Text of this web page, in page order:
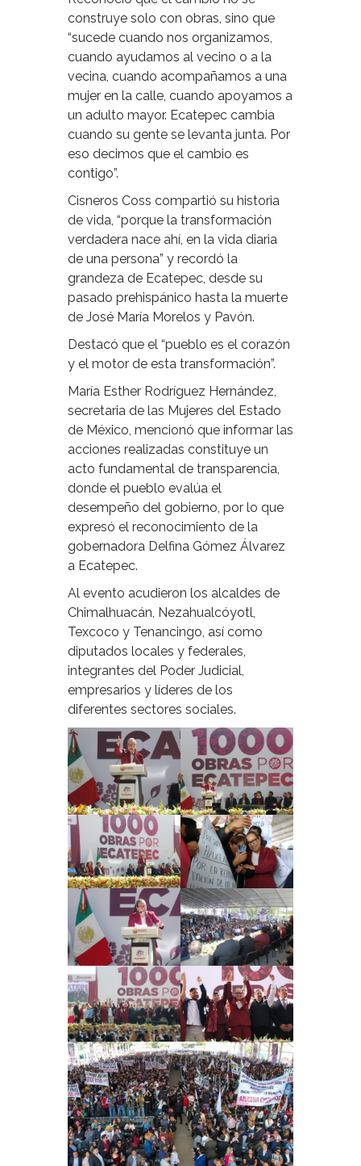
construye solo con obras, sino que
“sucede cuando nos organizamos,
cuando ayudamos al vecino o a la
vecina, cuando acompañamos a una
mujer en la calle, cuando apoyamos a
un adulto mayor. Ecatepec cambia
cuando su gente se levanta junta. Por
eso decimos que el cambio es
contigo”.
Cisneros Coss compartió su historia
de vida, “porque la transformación
verdadera nace ahí, en la vida diaria
de una persona” y recordó la
grandeza de Ecatepec, desde su
pasado prehispánico hasta la muerte
de José María Morelos y Pavón.
Destacó que el “pueblo es el corazón
y el motor de esta transformación”.
María Esther Rodríguez Hernández,
secretaria de las Mujeres del Estado
de México, mencionó que informar las
acciones realizadas constituye un
acto fundamental de transparencia,
donde el pueblo evalúa el
desempeño del gobierno, por lo que
expresó el reconocimiento de la
gobernadora Delfina Gómez Álvarez
a Ecatepec.
Al evento acudieron los alcaldes de
Chimalhuacán, Nezahualcóyotl,
Texcoco y Tenancingo, así como
diputados locales y federales,
integrantes del Poder Judicial,
empresarios y líderes de los
diferentes sectores sociales.